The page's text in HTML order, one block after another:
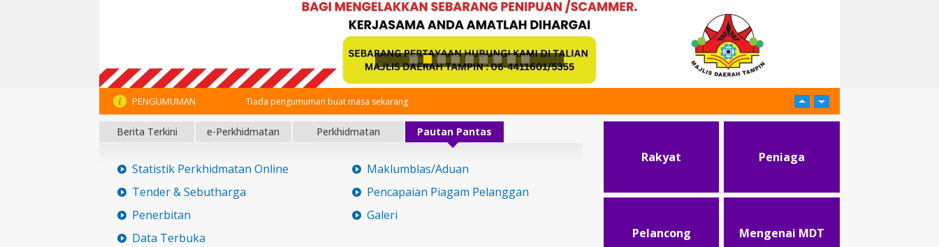
PENGUMUMAN Tiada pengumuman buat masa sekarang
Berita Terkini e-Perkhidmatan Perkhidmatan Pautan Pantas
Statistik Perkhidmatan Online
Tender & Sebutharga
Penerbitan
Data Terbuka
Maklumblas/Aduan
Pencapaian Piagam Pelanggan
Galeri
Rakyat Peniaga
Pelancong Mengenai MDT